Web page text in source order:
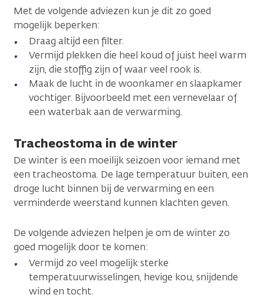
Met de volgende adviezen kun je dit zo goed
mogelijk beperken:
Draag altijd een filter.
Vermijd plekken die heel koud of juist heel warm
zijn, die stoffig zijn of waar veel rook is.
Maak de lucht in de woonkamer en slaapkamer
vochtiger. Bijvoorbeeld met een vernevelaar of
een waterbak aan de verwarming.
Tracheostoma in de winter
De winter is een moeilijk seizoen voor iemand met
een tracheostoma. De lage temperatuur buiten, een
droge lucht binnen bij de verwarming en een
verminderde weerstand kunnen klachten geven.
De volgende adviezen helpen je om de winter zo
goed mogelijk door te komen:
Vermijd zo veel mogelijk sterke
temperatuurwisselingen, hevige kou, snijdende
wind en tocht.